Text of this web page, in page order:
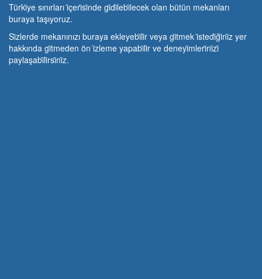
Türki̇ye sınırları i̇çeri̇si̇nde gi̇di̇lebi̇lecek olan bütün mekanları
buraya taşıyoruz.
Si̇zlerde mekanınızı buraya ekleyebi̇li̇r veya gi̇tmek i̇stedi̇ği̇ni̇z yer
hakkında gi̇tmeden ön i̇zleme yapabi̇li̇r ve deneyi̇mleri̇ni̇zi̇
paylaşabi̇li̇rsi̇ni̇z.